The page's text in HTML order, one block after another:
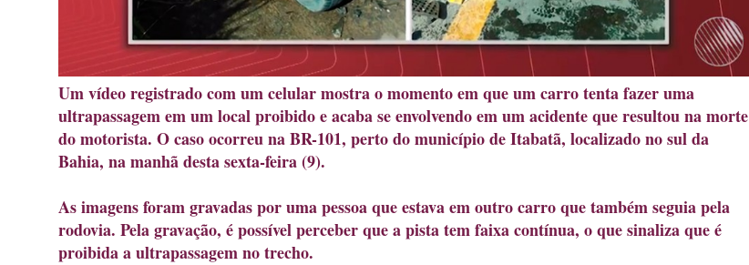
Um vídeo registrado com um celular mostra o momento em que um carro tenta fazer uma
ultrapassagem em um local proibido e acaba se envolvendo em um acidente que resultou na morte
do motorista. O caso ocorreu na BR-101, perto do município de Itabatã, localizado no sul da
Bahia, na manhã desta sexta-feira (9).
As imagens foram gravadas por uma pessoa que estava em outro carro que também seguia pela
rodovia. Pela gravação, é possível perceber que a pista tem faixa contínua, o que sinaliza que é
proibida a ultrapassagem no trecho.